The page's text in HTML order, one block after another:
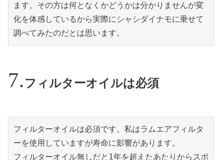
ます。その方は何となくかどうかは分かりませんが変
化を体感しているから実際にシャシダイナモに乗せて
調べてみたのだとは思います。
フィルターオイルは必須
フィルターオイルは必須です。私はラムエアフィルタ
ーを使用していますが寿命に影響があります。
フィルターオイル無しだと1年を超えたあたりからスポ